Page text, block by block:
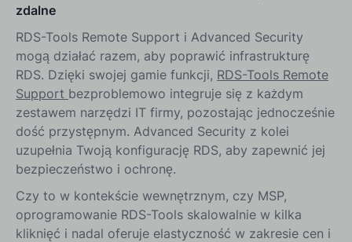
zdalne
RDS-Tools Remote Support i Advanced Security
mogą działać razem, aby poprawić infrastrukturę
RDS. Dzięki swojej gamie funkcji, RDS-Tools Remote
Support bezproblemowo integruje się z każdym
zestawem narzędzi IT firmy, pozostając jednocześnie
dość przystępnym. Advanced Security z kolei
uzupełnia Twoją konfigurację RDS, aby zapewnić jej
bezpieczeństwo i ochronę.
Czy to w kontekście wewnętrznym, czy MSP,
oprogramowanie RDS-Tools skalowalnie w kilka
kliknięć i nadal oferuje elastyczność w zakresie cen i